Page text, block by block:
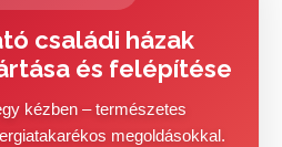
családi házak
és felépítése
kézben – természetes
megoldásokkal.